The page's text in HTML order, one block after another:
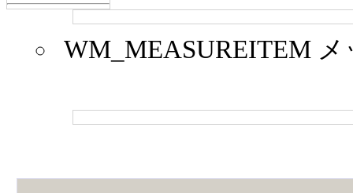
WM_MEASUREITEM